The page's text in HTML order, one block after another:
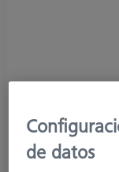
Product Type
Length (L)
Material
de datos